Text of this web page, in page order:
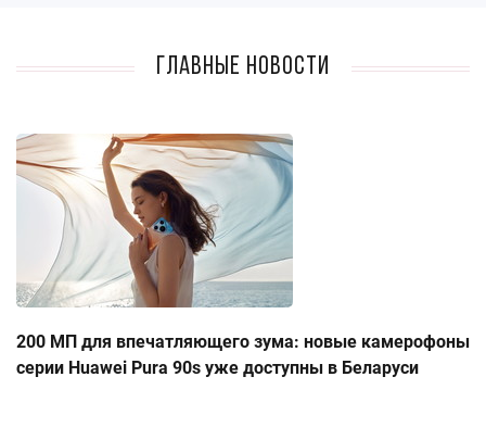
Главные новости
200 МП для впечатляющего зума: новые камерофоны
серии Huawei Pura 90s уже доступны в Беларуси